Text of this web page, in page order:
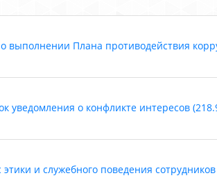
выполнении Плана противодействия
уведомления о конфликте интересов
этики и служебного поведения